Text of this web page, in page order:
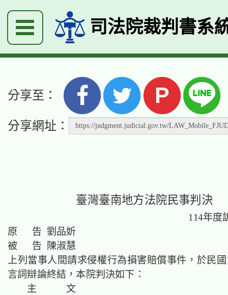
司法院裁判書系
分享至： P
分享網址：
臺灣臺南地方法院民事判決
114年度
原 告 劉品妡
被 告 陳淑慧
上列當事人間請求侵權行為損害賠償事件，於民
言詞辯論終結，本院判決如下：
主 文